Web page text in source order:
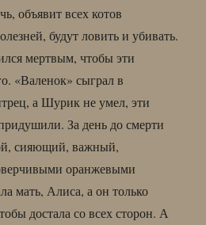
объявит всех котов
будут ловить и убивать.
мертвым, чтобы эти
«Валенок» сыграл в
а Шурик не умел, эти
За день до смерти
сияющий, важный,
оранжевыми
мать, Алиса, а он только
достала со всех сторон. А